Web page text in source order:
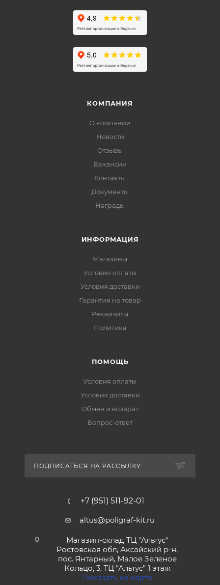
КОМПАНИЯ
О компании
Новости
Отзывы
Вакансии
Контакты
Документы
Награды
ИНФОРМАЦИЯ
Магазины
Условия оплаты
Условия доставки
Гарантия на товар
Реквизиты
Политика
ПОМОЩЬ
Условия оплаты
Условия доставки
Обмен и возврат
Вопрос-ответ
ПОДПИСАТЬСЯ НА РАССЫЛКУ
+7 (951) 511-92-01
altus@poligraf-kit.ru
Магазин-склад ТЦ "Альтус"
Ростовская обл, Аксайский р-н,
пос. Янтарный, Малое Зеленое
Кольцо, 3, ТЦ "Альтус" 1 этаж
Показать на карте